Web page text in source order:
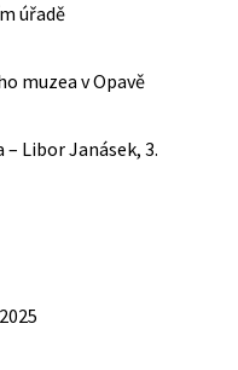
úřadě
muzea v Opavě
Libor Janásek, 3.